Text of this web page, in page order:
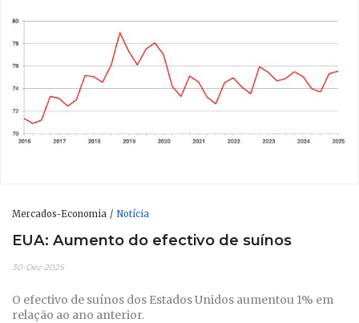
Mercados-Economia Notícia
EUA: Aumento do efectivo de suínos
30-Dez-2025
O efectivo de suínos dos Estados Unidos aumentou 1% em
relação ao ano anterior.